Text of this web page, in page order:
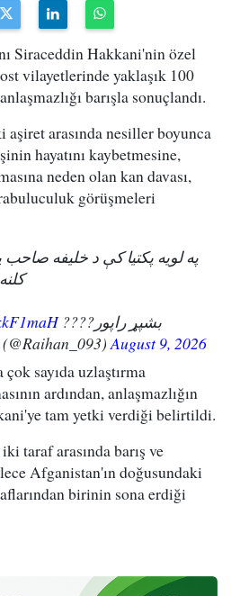
Siraceddin Hakkani'nin özel
vilayetlerinde yaklaşık 100
barışla sonuçlandı.
arasında nesiller boyunca
hayatını kaybetmesine,
neden olan kan davası,
görüşmeleri
په لویه پکتیا کې د خلیفه
بشپړ راپور????
August 9, 2026
sayıda uzlaştırma
ardından, anlaşmazlığın
tam yetki verdiği belirtildi.
taraf arasında barış ve
Afganistan'ın doğusundaki
birinin sona erdiği